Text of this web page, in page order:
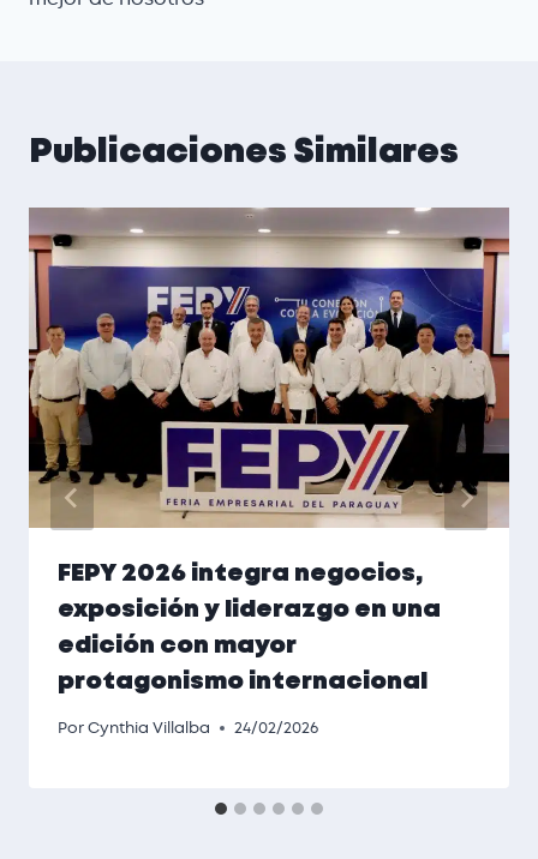
Publicaciones Similares
FEPY 2026 integra negocios,
exposición y liderazgo en una
edición con mayor
protagonismo internacional
PorCynthia Villalba 24/02/2026